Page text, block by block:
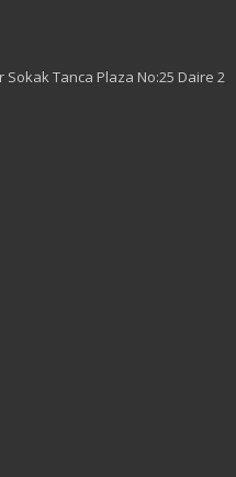
Tanca Plaza No:25 Daire 2